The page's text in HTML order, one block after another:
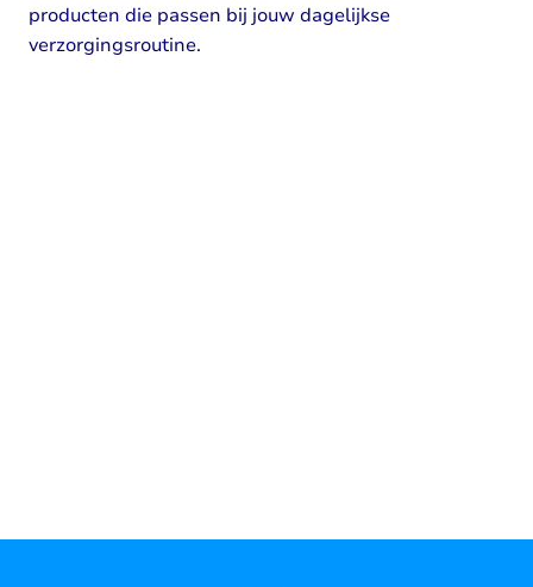
producten die passen bij jouw dagelijkse
verzorgingsroutine.